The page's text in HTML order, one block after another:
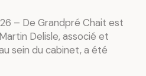
– De Grandpré Chait est
Delisle, associé et
sein du cabinet, a été